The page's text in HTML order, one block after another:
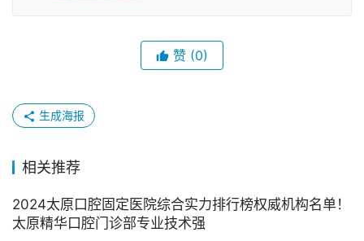
赞 (0)
生成海报
相关推荐
2024太原口腔固定医院综合实力排行榜权威机构名单！
太原精华口腔门诊部专业技术强